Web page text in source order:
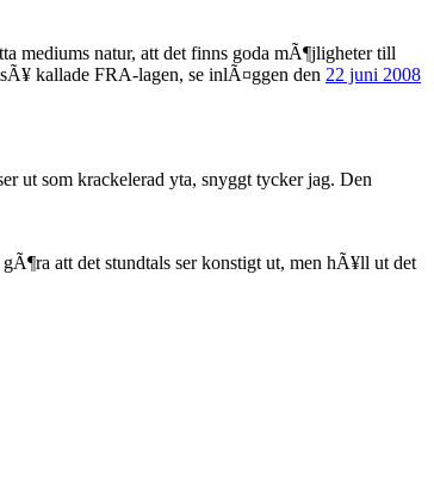
mediums natur, att det finns goda mÃ¶jligheter till
kallade FRA-lagen, se inlÃ¤ggen den 22 juni 2008
ut som krackelerad yta, snyggt tycker jag. Den
att det stundtals ser konstigt ut, men hÃ¥ll ut det